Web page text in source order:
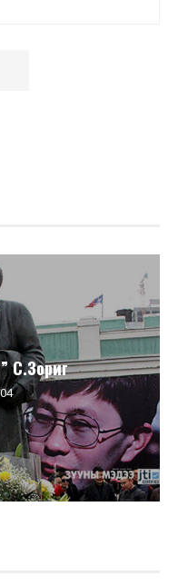
С.Зориг